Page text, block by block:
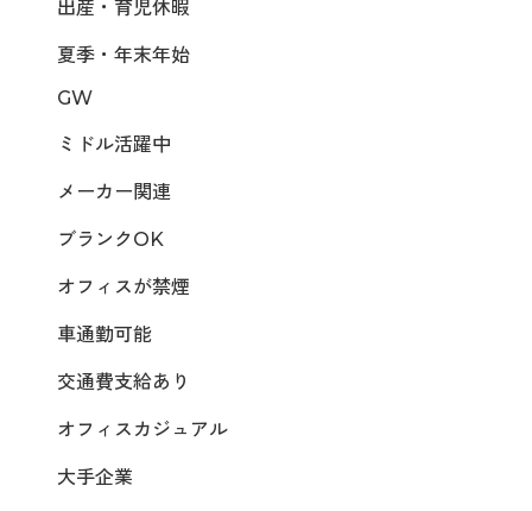
出産・育児休暇
夏季・年末年始
GW
ミドル活躍中
メーカー関連
ブランクOK
オフィスが禁煙
車通勤可能
交通費支給あり
オフィスカジュアル
大手企業